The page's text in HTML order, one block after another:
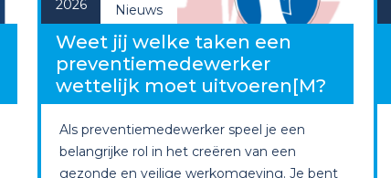
2026
Nieuws
Weet jij welke taken een
preventiemedewerker
wettelijk moet uitvoeren[M?
Als preventiemedewerker speel je een
belangrijke rol in het creëren van een
gezonde en veilige werkomgeving. Je bent